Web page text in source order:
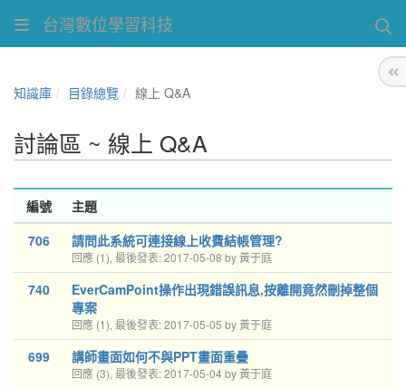
台灣數位學習科技
知識庫 目錄總覽 線上 Q&A
討論區 ~ 線上 Q&A
編號
主題
706
請問此系統可連接線上收費結帳管理?
回應 (1), 最後發表: 2017-05-08 by 黃于庭
740
EverCamPoint操作出現錯誤訊息,按離開竟然刪掉整個
專案
回應 (1), 最後發表: 2017-05-05 by 黃于庭
699 講師畫面如何不與PPT畫面重疊
回應 (3), 最後發表: 2017-05-04 by 黃于庭